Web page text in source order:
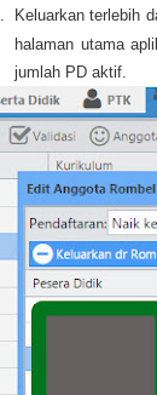
Keluarkan terlebih
halaman utama
jumlah PD aktif.